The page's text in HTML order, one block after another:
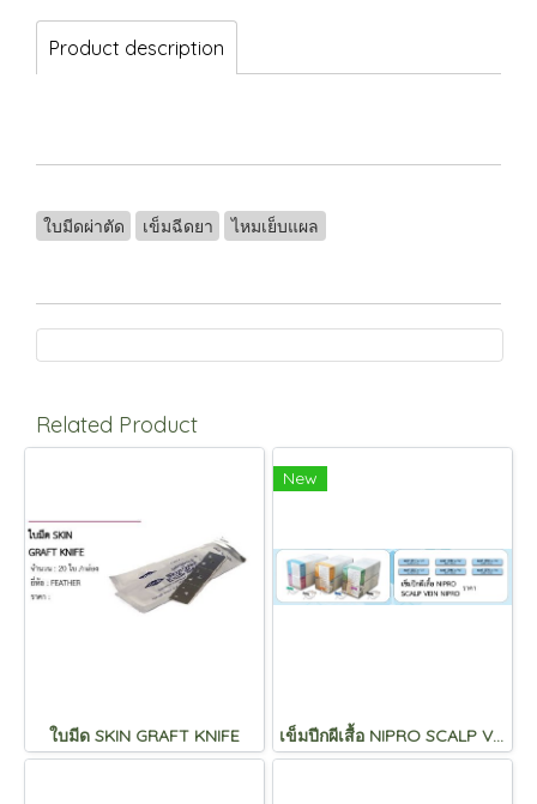
Product description
ใบมีดผ่าตัด เข็มฉีดยา ไหมเย็บแผล
Related Product
ใบมีด SKIN GRAFT KNIFE
New
เข็มปีกผีเสื้อ NIPRO SCALP VEIN NIPRO